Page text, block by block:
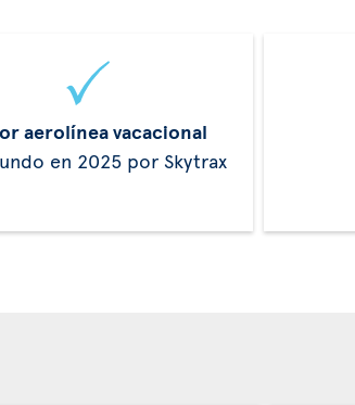
aerolínea vacacional
en 2025 por Skytrax